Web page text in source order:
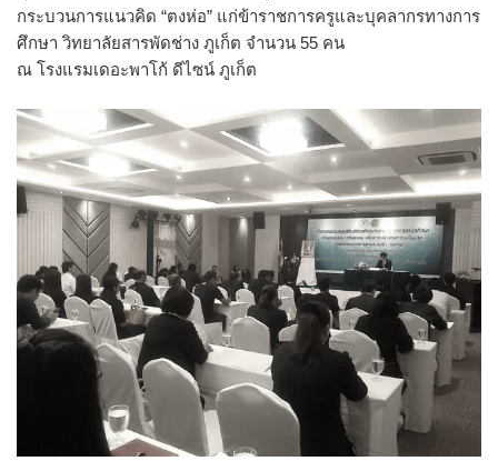
กระบวนการแนวคิด “ตงห่อ” แก่ข้าราชการครูและบุคลากรทางการ
ศึกษา วิทยาลัยสารพัดช่าง ภูเก็ต จำนวน 55 คน
ณ โรงแรมเดอะพาโก้ ดีไซน์ ภูเก็ต